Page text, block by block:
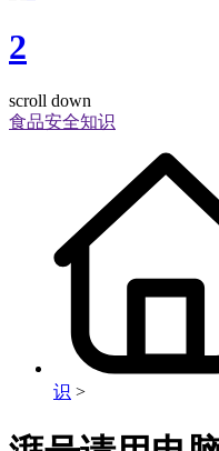
2
scroll down
食品安全知识
识 >